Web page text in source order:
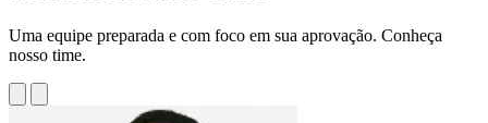
Uma equipe preparada e com foco em sua aprovação. Conheça
nosso time.